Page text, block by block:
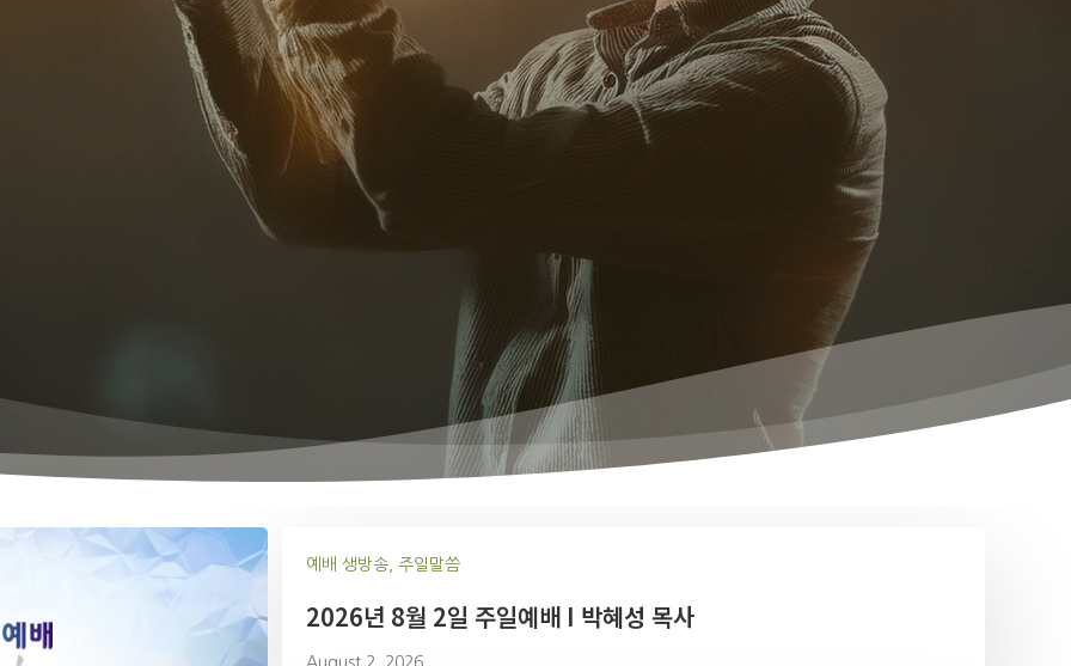
예배 생방송, 주일말씀
2026년 8월 2일 주일예배 I 박혜성 목사
August 2, 2026